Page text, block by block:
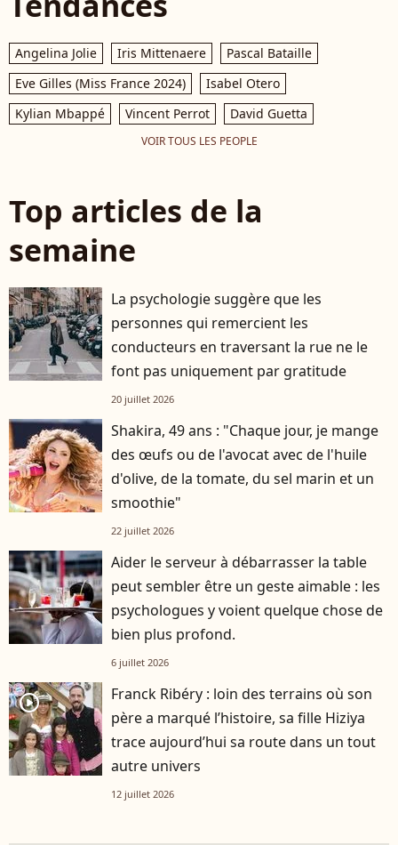
Angelina Jolie Iris Mittenaere
Pascal Bataille
Eve Gilles (Miss France 2024)
Isabel Otero
Kylian Mbappé
Vincent Perrot David Guetta
VOIR TOUS LES PEOPLE
Top articles de la
semaine
La psychologie suggère que les
personnes qui remercient les
conducteurs en traversant la rue ne le
font pas uniquement par gratitude
20 juillet 2026
Shakira, 49 ans : "Chaque jour, je mange
des œufs ou de l'avocat avec de l'huile
d'olive, de la tomate, du sel marin et un
smoothie"
22 juillet 2026
Aider le serveur à débarrasser la table
peut sembler être un geste aimable : les
psychologues y voient quelque chose de
bien plus profond.
6 juillet 2026
player2
Franck Ribéry : loin des terrains où son
père a marqué l’histoire, sa fille Hiziya
trace aujourd’hui sa route dans un tout
autre univers
12 juillet 2026